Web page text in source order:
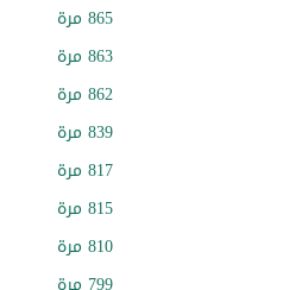
865 مرة
863 مرة
862 مرة
839 مرة
817 مرة
815 مرة
810 مرة